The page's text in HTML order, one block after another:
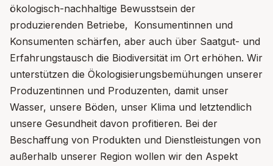
ökologisch-nachhaltige Bewusstsein der
produzierenden Betriebe, Konsumentinnen und
Konsumenten schärfen, aber auch über Saatgut- und
Erfahrungstausch die Biodiversität im Ort erhöhen. Wir
unterstützen die Ökologisierungsbemühungen unserer
Produzentinnen und Produzenten, damit unser
Wasser, unsere Böden, unser Klima und letztendlich
unsere Gesundheit davon profitieren. Bei der
Beschaffung von Produkten und Dienstleistungen von
außerhalb unserer Region wollen wir den Aspekt